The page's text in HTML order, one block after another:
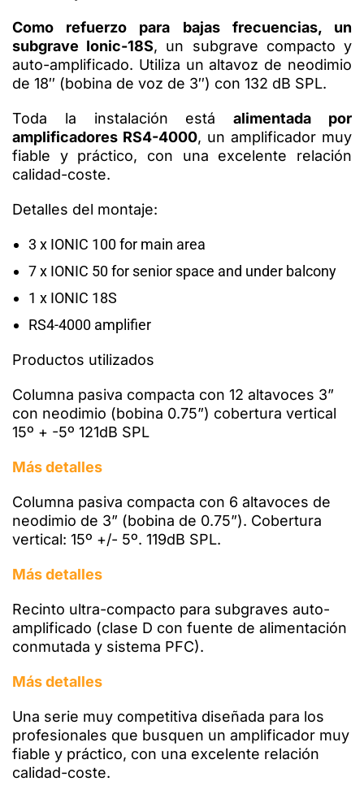
Como refuerzo para bajas frecuencias, un
subgrave Ionic-18S, un subgrave compacto y
auto-amplificado. Utiliza un altavoz de neodimio
de 18″ (bobina de voz de 3″) con 132 dB SPL.
Toda la instalación estáalimentada por
amplificadores RS4-4000, un amplificador muy
fiable y práctico, con una excelente relación
calidad-coste.
Detalles del montaje:
3 x IONIC 100 for main area
7 x IONIC 50 for senior space and under balcony
1 x IONIC 18S
RS4-4000 amplifier
Productos utilizados
Columna pasiva compacta con 12 altavoces 3”
con neodimio (bobina 0.75”) cobertura vertical
15º + -5º 121dB SPL
Más detalles
Columna pasiva compacta con 6 altavoces de
neodimio de 3” (bobina de 0.75”). Cobertura
vertical: 15º +/- 5º. 119dB SPL.
Más detalles
Recinto ultra-compacto para subgraves auto-
amplificado (clase D con fuente de alimentación
conmutada y sistema PFC).
Más detalles
Una serie muy competitiva diseñada para los
profesionales que busquen un amplificador muy
fiable y práctico, con una excelente relación
calidad-coste.